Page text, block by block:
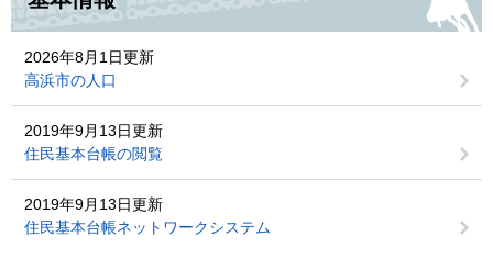
2026年8月1日更新
高浜市の人口
2019年9月13日更新
住民基本台帳の閲覧
2019年9月13日更新
住民基本台帳ネットワークシステム